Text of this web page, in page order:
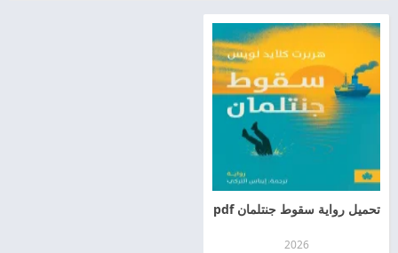
تحميل رواية سقوط جنتلمان pdf
2026